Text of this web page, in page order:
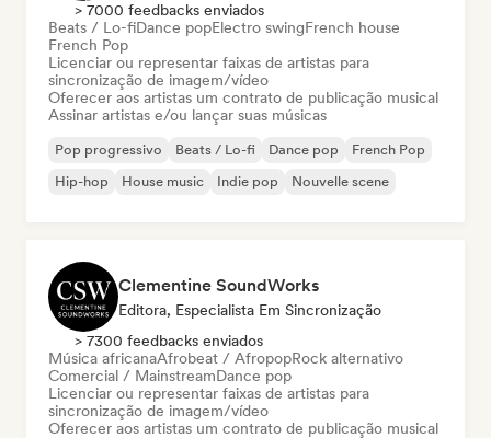
> 7000 feedbacks enviados
Beats / Lo-fiDance popElectro swingFrench house
French Pop
Licenciar ou representar faixas de artistas para
sincronização de imagem/vídeo
Oferecer aos artistas um contrato de publicação musical
Assinar artistas e/ou lançar suas músicas
Pop progressivo Beats / Lo-fi Dance pop
French Pop
Hip-hop
House music Indie pop Nouvelle scene
Clementine SoundWorks
Editora, Especialista Em Sincronização
> 7300 feedbacks enviados
Música africanaAfrobeat / AfropopRock alternativo
Comercial / MainstreamDance pop
Licenciar ou representar faixas de artistas para
sincronização de imagem/vídeo
Oferecer aos artistas um contrato de publicação musical